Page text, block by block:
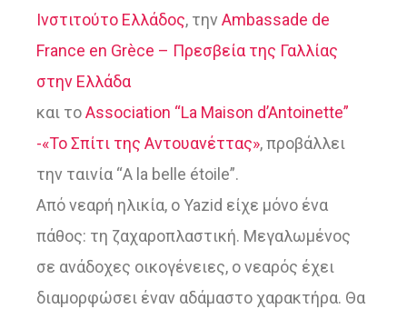
Ινστιτούτο Ελλάδος, τηνAmbassade de
France en Grèce – Πρεσβεία της Γαλλίας
στην Ελλάδα
και τοAssociation “La Maison d’Antoinette”
-«Το Σπίτι της Αντουανέττας», προβάλλει
την ταινία “A la belle étoile”.
Από νεαρή ηλικία, ο Yazid είχε μόνο ένα
πάθος: τη ζαχαροπλαστική. Μεγαλωμένος
σε ανάδοχες οικογένειες, ο νεαρός έχει
διαμορφώσει έναν αδάμαστο χαρακτήρα. Θα